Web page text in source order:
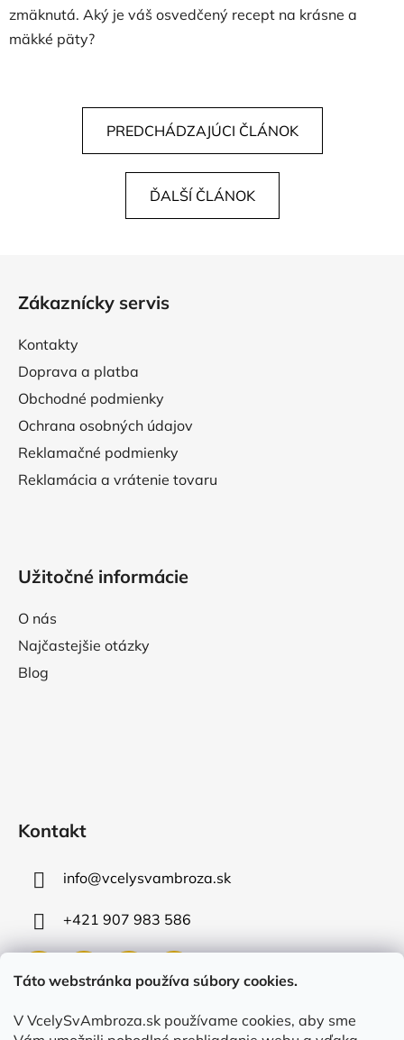
Táto webstránka používa súbory cookies.
V VcelySvAmbroza.sk používame cookies, aby sme
zmäknutá. Aký je váš osvedčený recept na krásne a
mäkké päty?
PREDCHÁDZAJÚCI ČLÁNOK
ĎALŠÍ ČLÁNOK
Zákaznícky servis
Kontakty
Doprava a platba
Obchodné podmienky
Ochrana osobných údajov
Reklamačné podmienky
Reklamácia a vrátenie tovaru
Užitočné informácie
O nás
Najčastejšie otázky
Blog
Kontakt
info@vcelysvambroza.sk
+421 907 983 586